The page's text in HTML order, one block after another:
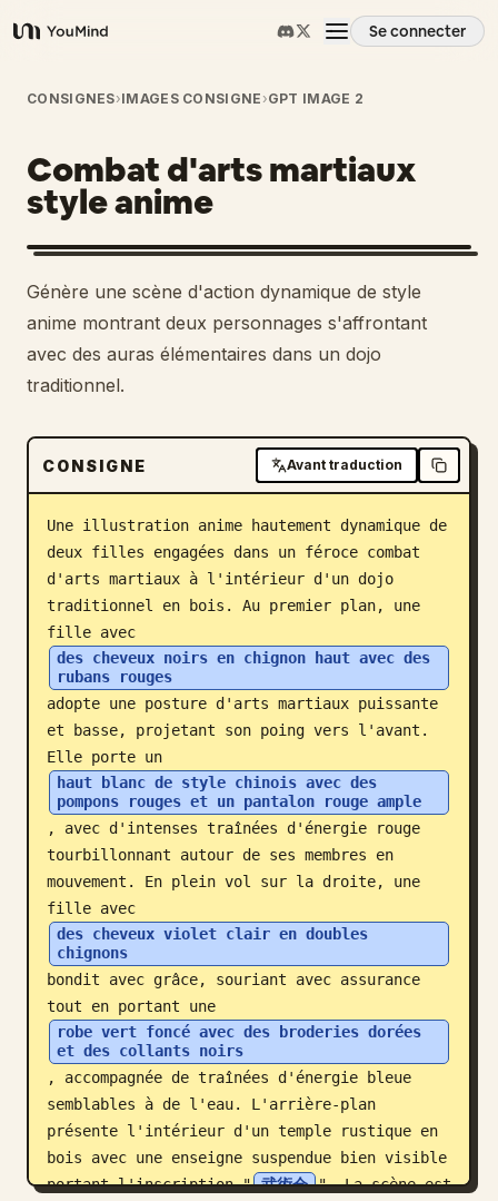
YouMind
Se connecter
Aperçu
Cas d'usage
Compétences
Invites
Tarifs
Télécharger
Blog
Mises à jour
CONSIGNES›IMAGES CONSIGNE ›GPT IMAGE 2
Combat d'arts martiaux
style anime
Génère une scène d'action dynamique de style
anime montrant deux personnages s'affrontant
avec des auras élémentaires dans un dojo
traditionnel.
CONSIGNE Avant traduction
Une illustration anime hautement dynamique de
deux filles engagées dans un féroce combat
d'arts martiaux à l'intérieur d'un dojo
traditionnel en bois. Au premier plan, une
fille avec
des cheveux noirs en chignon haut avec des
rubans rouges
adopte une posture d'arts martiaux puissante
et basse, projetant son poing vers l'avant.
Elle porte un
haut blanc de style chinois avec des
pompons rouges et un pantalon rouge ample
, avec d'intenses traînées d'énergie rouge
tourbillonnant autour de ses membres en
mouvement. En plein vol sur la droite, une
fille avec
des cheveux violet clair en doubles
chignons
bondit avec grâce, souriant avec assurance
tout en portant une
robe vert foncé avec des broderies dorées
et des collants noirs
, accompagnée de traînées d'énergie bleue
semblables à de l'eau. L'arrière-plan
présente l'intérieur d'un temple rustique en
bois avec une enseigne suspendue bien visible
portant l'inscription " 武術会 ". La scène est